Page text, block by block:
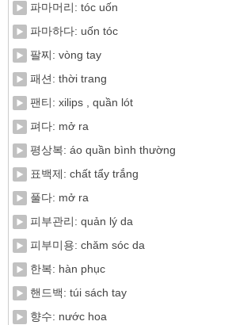
파마머리: tóc uốn
파마하다: uốn tóc
팔찌: vòng tay
패션: thời trang
팬티: xilips , quần lót
펴다: mở ra
평상복: áo quần bình thường
표백제: chất tẩy trắng
풀다: mở ra
피부관리: quản lý da
피부미용: chăm sóc da
한복: hàn phục
핸드백: túi sách tay
향수: nước hoa